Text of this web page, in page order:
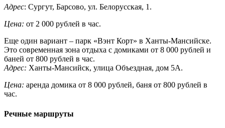
Адрес: Сургут, Барсово, ул. Белорусская, 1.
Цена: от 2 000 рублей в час.
Еще один вариант – парк «Вэнт Корт» в Ханты-Мансийске.
Это современная зона отдыха с домиками от 8 000 рублей и
баней от 800 рублей в час.
Адрес: Ханты-Мансийск, улица Объездная, дом 5А.
Цена: аренда домика от 8 000 рублей, баня от 800 рублей в
час.
Речные маршруты